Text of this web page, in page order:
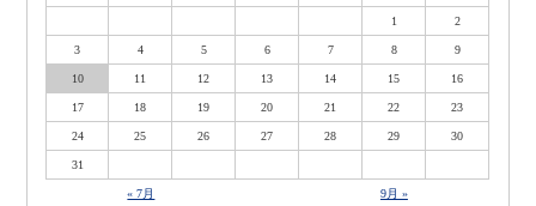
1 2
3 4 5 6 7 8 9
10 11 12 13 14 15 16
17 18 19 20 21 22 23
24 25 26 27 28 29 30
31
« 7月 9月 »